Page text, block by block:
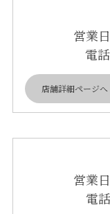
営業
電
店舗詳細ページへ
営業
電